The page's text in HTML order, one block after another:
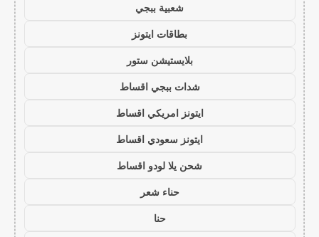
شعبية ببجي
بطاقات ايتونز
بلايستيشن ستور
شدات ببجي اقساط
ايتونز امريكي اقساط
ايتونز سعودي اقساط
شحن يلا لودو اقساط
حناء شعر
حنا